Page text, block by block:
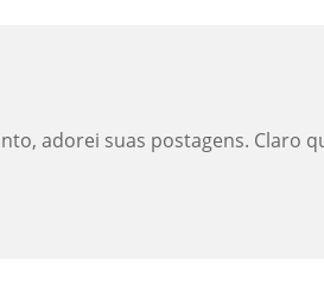
adorei suas postagens. Claro